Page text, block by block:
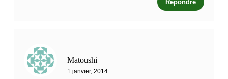
Répondre
Matoushi
1 janvier, 2014